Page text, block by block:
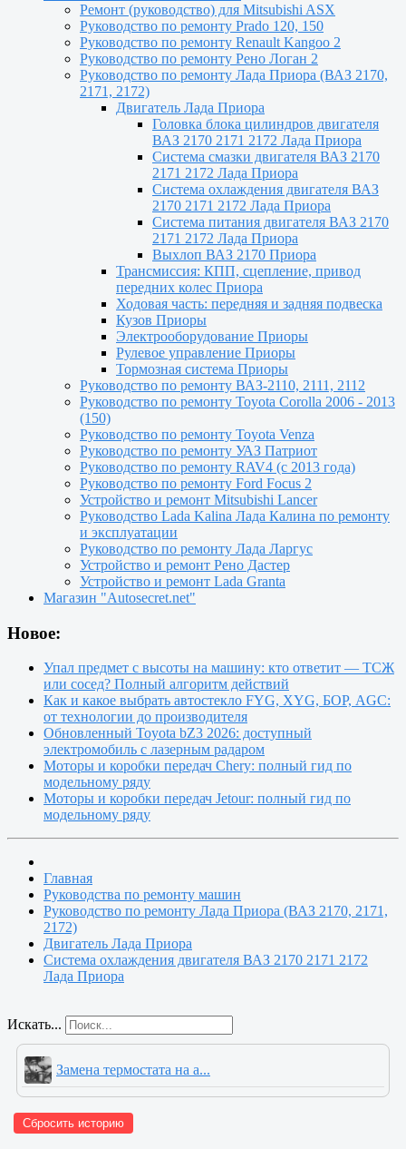
Ремонт (руководство) для Mitsubishi ASX
Руководство по ремонту Prado 120, 150
Руководство по ремонту Renault Kangoo 2
Руководство по ремонту Рено Логан 2
Руководство по ремонту Лада Приора (ВАЗ 2170,
2171, 2172)
Двигатель Лада Приора
Головка блока цилиндров двигателя
ВАЗ 2170 2171 2172 Лада Приора
Система смазки двигателя ВАЗ 2170
2171 2172 Лада Приора
Система охлаждения двигателя ВАЗ
2170 2171 2172 Лада Приора
Система питания двигателя ВАЗ 2170
2171 2172 Лада Приора
Выхлоп ВАЗ 2170 Приора
Трансмиссия: КПП, сцепление, привод
передних колес Приора
Ходовая часть: передняя и задняя подвеска
Кузов Приоры
Электрооборудование Приоры
Рулевое управление Приоры
Тормозная система Приоры
Руководство по ремонту ВАЗ-2110, 2111, 2112
Руководство по ремонту Toyota Сorolla 2006 - 2013
(150)
Руководство по ремонту Toyota Venza
Руководство по ремонту УАЗ Патриот
Руководство по ремонту RAV4 (с 2013 года)
Руководство по ремонту Ford Focus 2
Устройство и ремонт Mitsubishi Lancer
Руководство Lada Kalina Лада Калина по ремонту
и эксплуатации
Руководство по ремонту Лада Ларгус
Устройство и ремонт Рено Дастер
Устройство и ремонт Lada Granta
Магазин "Autosecret.net"
Новое:
Упал предмет с высоты на машину: кто ответит — ТСЖ
или сосед? Полный алгоритм действий
Как и какое выбрать автостекло FYG, XYG, БОР, AGC:
от технологии до производителя
Обновленный Toyota bZ3 2026: доступный
электромобиль с лазерным радаром
Моторы и коробки передач Chery: полный гид по
модельному ряду
Моторы и коробки передач Jetour: полный гид по
модельному ряду
Главная
Руководства по ремонту машин
Руководство по ремонту Лада Приора (ВАЗ 2170, 2171,
2172)
Двигатель Лада Приора
Система охлаждения двигателя ВАЗ 2170 2171 2172
Лада Приора
Искать...
Замена термостата на а...
Сбросить историю